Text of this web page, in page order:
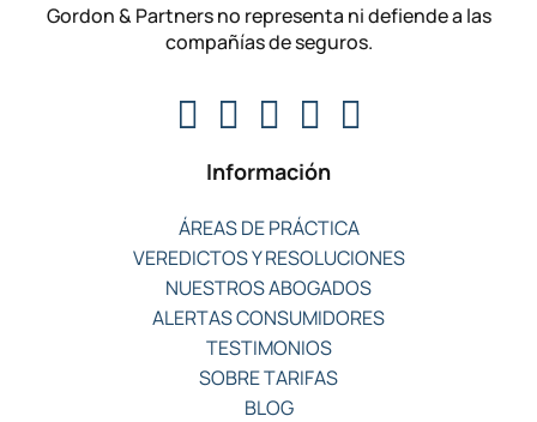
Gordon & Partners no representa ni defiende a las
compañías de seguros.
Información
ÁREAS DE PRÁCTICA
VEREDICTOS Y RESOLUCIONES
NUESTROS ABOGADOS
ALERTAS CONSUMIDORES
TESTIMONIOS
SOBRE TARIFAS
BLOG